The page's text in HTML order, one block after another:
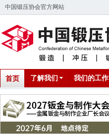
中国锻压协会官方网站
首页 了解我们 我们的工作